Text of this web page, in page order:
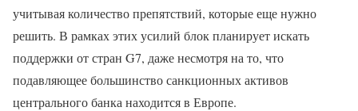
учитывая количество препятствий, которые еще нужно
решить. В рамках этих усилий блок планирует искать
поддержки от стран G7, даже несмотря на то, что
подавляющее большинство санкционных активов
центрального банка находится в Европе.